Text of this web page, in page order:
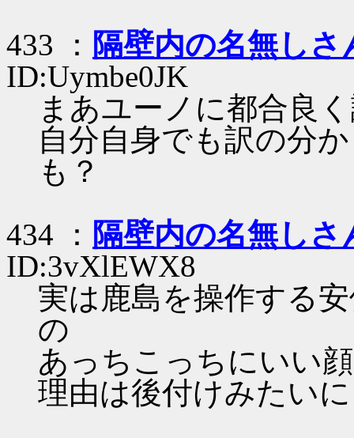
433 ： 隔壁内の名無しさ
ID:Uymbe0JK
まあユーノに都合良
自分自身でも訳の分
も？
434 ： 隔壁内の名無しさ
ID:3vXlEWX8
実は鹿島を操作する
の
あっちこっちにいい
理由は後付けみたいに